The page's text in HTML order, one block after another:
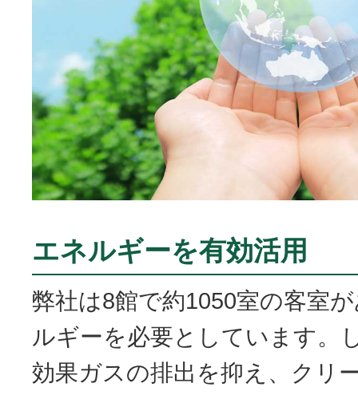
エネルギーを有効活用
弊社は8館で約1050室の客室
ルギーを必要としています。
効果ガスの排出を抑え、クリ